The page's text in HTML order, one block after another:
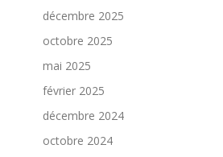
décembre 2025
octobre 2025
mai 2025
février 2025
décembre 2024
octobre 2024